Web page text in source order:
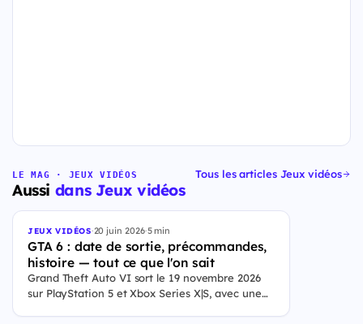
LE MAG · JEUX VIDÉOS
Aussi dans Jeux vidéos
Tous les articles Jeux vidéos
JEUX VIDÉOS·20 juin 2026·5 min
GTA 6 : date de sortie, précommandes,
histoire — tout ce que l'on sait
Grand Theft Auto VI sort le 19 novembre 2026
sur PlayStation 5 et Xbox Series X|S, avec une